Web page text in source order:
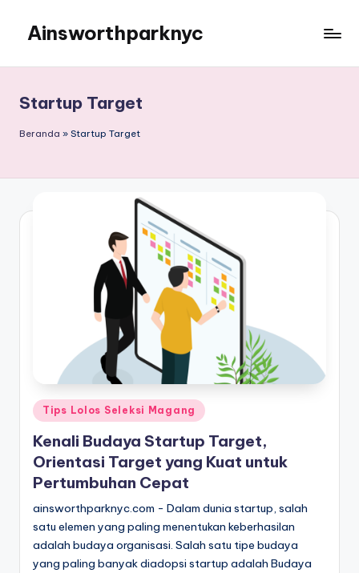
content
Ainsworthparknyc
Startup Target
Beranda » Startup Target
Posted
in
Tips Lolos Seleksi Magang
Kenali Budaya Startup Target,
Orientasi Target yang Kuat untuk
Pertumbuhan Cepat
ainsworthparknyc.com - Dalam dunia startup, salah
satu elemen yang paling menentukan keberhasilan
adalah budaya organisasi. Salah satu tipe budaya
yang paling banyak diadopsi startup adalah Budaya